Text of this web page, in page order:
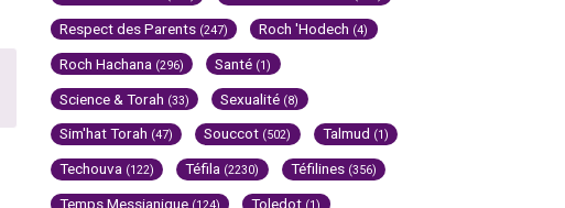
Respect des Parents (247) Roch 'Hodech (4)
Roch Hachana (296) Santé (1)
Science & Torah (33) Sexualité (8)
Sim'hat Torah (47) Souccot (502) Talmud (1)
Techouva (122) Téfila (2230) Téfilines (356)
Temps Messianique Toledot